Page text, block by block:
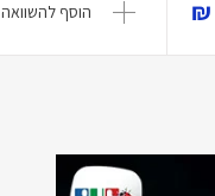
הוסף להשוואה